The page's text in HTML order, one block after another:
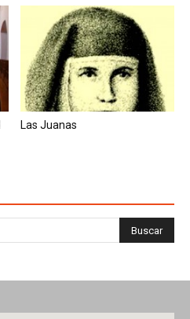
Las Juanas